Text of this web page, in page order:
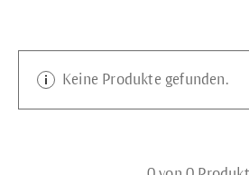
Keine Produkte gefunden.